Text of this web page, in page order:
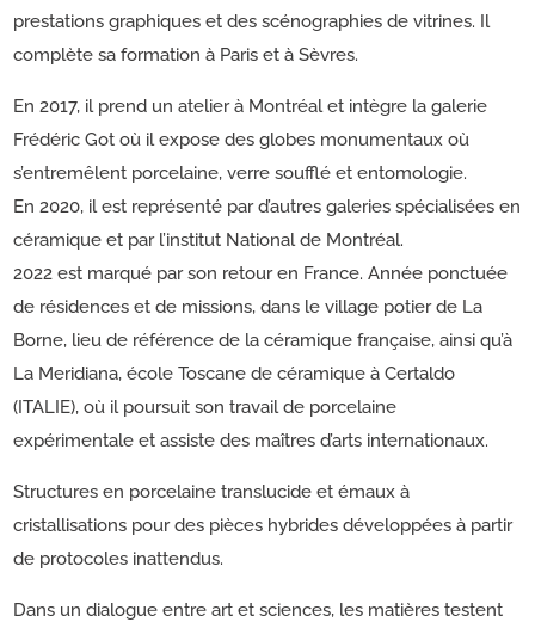
prestations graphiques et des scénographies de vitrines. Il
complète sa formation à Paris et à Sèvres.
En 2017, il prend un atelier à Montréal et intègre la galerie
Frédéric Got où il expose des globes monumentaux où
s’entremêlent porcelaine, verre soufflé et entomologie.
En 2020, il est représenté par d’autres galeries spécialisées en
céramique et par l’institut National de Montréal.
2022 est marqué par son retour en France. Année ponctuée
de résidences et de missions, dans le village potier de La
Borne, lieu de référence de la céramique française, ainsi qu’à
La Meridiana, école Toscane de céramique à Certaldo
(ITALIE), où il poursuit son travail de porcelaine
expérimentale et assiste des maîtres d’arts internationaux.
Structures en porcelaine translucide et émaux à
cristallisations pour des pièces hybrides développées à partir
de protocoles inattendus.
Dans un dialogue entre art et sciences, les matières testent